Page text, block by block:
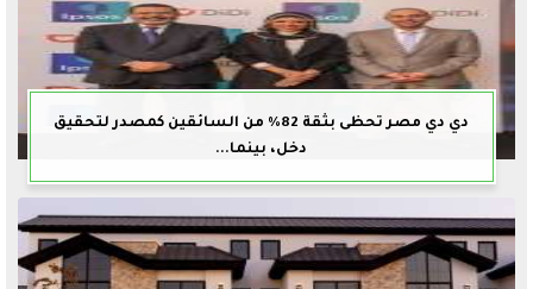
دي دي مصر تحظى بثقة 82% من السائقين كمصدر لتحقيق
دخل، بينما...